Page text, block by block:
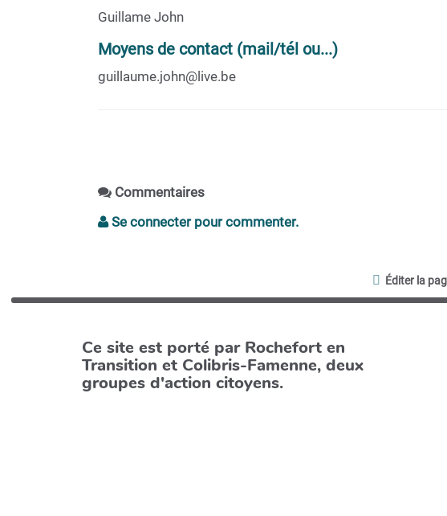
Guillame John
Moyens de contact (mail/tél ou...)
guillaume.john@live.be
Commentaires
Se connecter pour commenter.
Éditer la
Ce site est porté par Rochefort en
Transition et Colibris-Famenne, deux
groupes d'action citoyens.